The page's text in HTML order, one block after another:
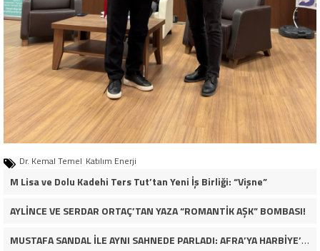
Dr. Kemal Temel Katılım Enerji
M Lisa ve Dolu Kadehi Ters Tut’tan Yeni İş Birliği: “Vişne”
AYLİNCE VE SERDAR ORTAÇ’TAN YAZA “ROMANTİK AŞK” BOMBASI!
MUSTAFA SANDAL İLE AYNI SAHNEDE PARLADI: AFRA’YA HARBİYE’DE BÜYÜK ALKIŞ